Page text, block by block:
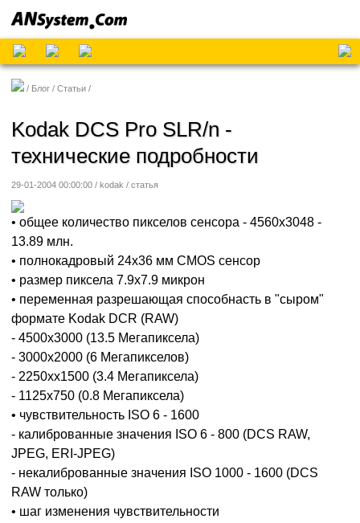
Блог Статьи
Kodak DCS Pro SLR/n -
технические подробности
29-01-2004 00:00:00 / kodak / статья
• общее количество пикселов сенсора - 4560x3048 -
13.89 млн.
• полнокадровый 24x36 мм CMOS сенсор
• размер пиксела 7.9x7.9 микрон
• переменная разрешающая способнасть в "сыром"
формате Kodak DCR (RAW)
- 4500x3000 (13.5 Мегапиксела)
- 3000x2000 (6 Мегапикселов)
- 2250xx1500 (3.4 Мегапиксела)
- 1125x750 (0.8 Мегапиксела)
• чувствительность ISO 6 - 1600
- калиброванные значения ISO 6 - 800 (DCS RAW,
JPEG, ERI-JPEG)
- некалиброванные значения ISO 1000 - 1600 (DCS
RAW только)
• шаг изменения чувствительности